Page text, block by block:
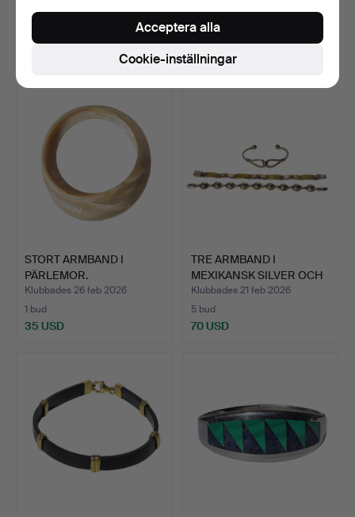
(VENEDIG).
SILVERARMBAND ME…
3 bud
MED MEJSLAD
DEKORATION.
Klubbades 2 mar 2026
2 bud
185 USD
STORT ARMBAND I
PÄRLEMOR.
Klubbades 26 feb 2026
1 bud
35 USD
TRE ARMBAND I
MEXIKANSK SILVER OCH
GULDPLÄ…
Klubbades 21 feb 2026
5 bud
70 USD
Cookie-inställningar
Acceptera alla